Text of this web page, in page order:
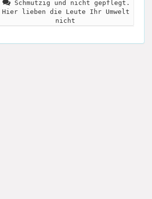
Schmutzig und nicht gepflegt.
Hier lieben die Leute Ihr Umwelt
nicht